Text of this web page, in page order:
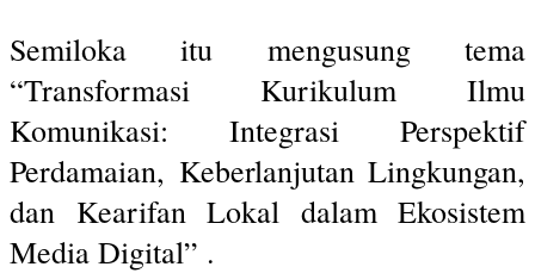
Semiloka itu mengusung tema
“Transformasi Kurikulum Ilmu
Komunikasi: Integrasi Perspektif
Perdamaian, Keberlanjutan Lingkungan,
dan Kearifan Lokal dalam Ekosistem
Media Digital” .